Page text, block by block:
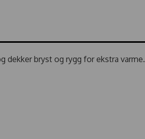
dekker bryst og rygg for ekstra varme.